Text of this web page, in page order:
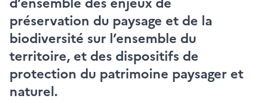
préservation du paysage et de la
biodiversité sur l’ensemble du
territoire, et des dispositifs de
protection du patrimoine paysager et
naturel.